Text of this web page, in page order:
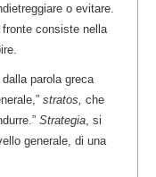
o evitare.
fronte consiste nella
parola greca
stratos, che
Strategia , si
generale, di una